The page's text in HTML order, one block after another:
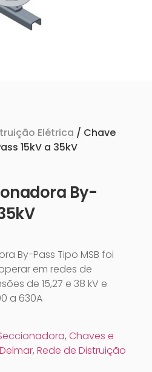
Elétrica / Chave
15kV a 35kV
By-
By-Pass Tipo MSB foi
em redes de
de 15,27 e 38 kV e
a 630A
, Chaves e
, Rede de Distruição